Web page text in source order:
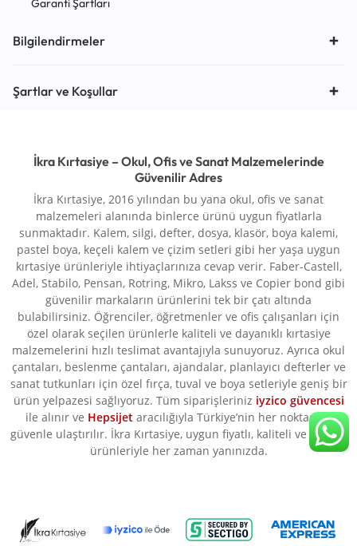
Garanti Şartları
Bilgilendirmeler
Şartlar ve Koşullar
İkra Kırtasiye – Okul, Ofis ve Sanat Malzemelerinde
Güvenilir Adres
İkra Kırtasiye, 2016 yılından bu yana okul, ofis ve sanat
malzemeleri alanında binlerce ürünü uygun fiyatlarla
sunmaktadır. Kalem, silgi, defter, dosya, klasör, boya kalemi,
pastel boya, keçeli kalem ve çizim setleri gibi her yaşa uygun
kırtasiye ürünleriyle ihtiyaçlarınıza cevap verir. Faber-Castell,
Adel, Stabilo, Pensan, Rotring, Mikro, Lakss ve Copier bond gibi
güvenilir markaların ürünlerini tek bir çatı altında
bulabilirsiniz. Öğrenciler, öğretmenler ve ofis çalışanları için
özel olarak seçilen ürünlerle kaliteli ve dayanıklı kırtasiye
malzemelerini hızlı teslimat avantajıyla sunuyoruz. Ayrıca okul
çantaları, beslenme çantaları, ajandalar, planlayıcı defterler ve
sanat tutkunları için özel fırça, tuval ve boya setleriyle geniş bir
ürün yelpazesi sağlıyoruz. Tüm siparişleriniz iyzico güvencesi
ile alınır ve Hepsijet aracılığıyla Türkiye’nin her noktasına
güvenle ulaştırılır. İkra Kırtasiye, uygun fiyatlı, kaliteli ve orijinal
ürünleriyle her zaman yanınızda.